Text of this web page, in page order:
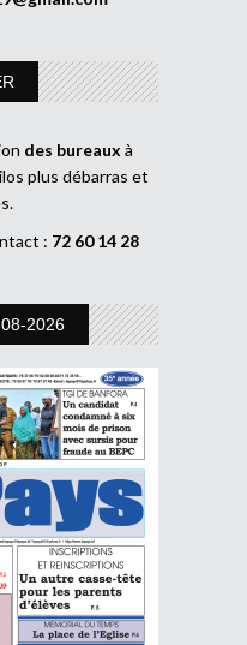
des bureaux à
plus débarras et
: 72 60 14 28
2026